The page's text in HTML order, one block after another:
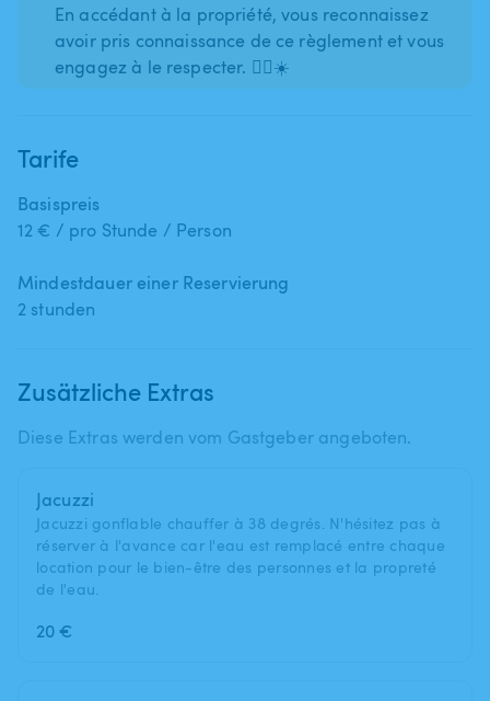
En accédant à la propriété, vous reconnaissez
avoir pris connaissance de ce règlement et vous
engagez à le respecter. 🏊‍♂️☀️
Tarife
Basispreis
12 € / pro Stunde / Person
Mindestdauer einer Reservierung
2 stunden
Zusätzliche Extras
Diese Extras werden vom Gastgeber angeboten.
Jacuzzi
Jacuzzi gonflable chauffer à 38 degrés. N'hésitez pas à
réserver à l'avance car l'eau est remplacé entre chaque
location pour le bien-être des personnes et la propreté
de l'eau.
20 €